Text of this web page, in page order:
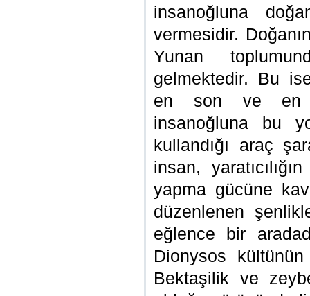
insanoğluna
vermesidir.
Yunan
gelmektedir. Bu
en son ve en
insanoğluna bu
kullandığı araç
insan,
yapma gücüne
düzenlenen
eğlence bir
Dionysos
Bektaşilik ve